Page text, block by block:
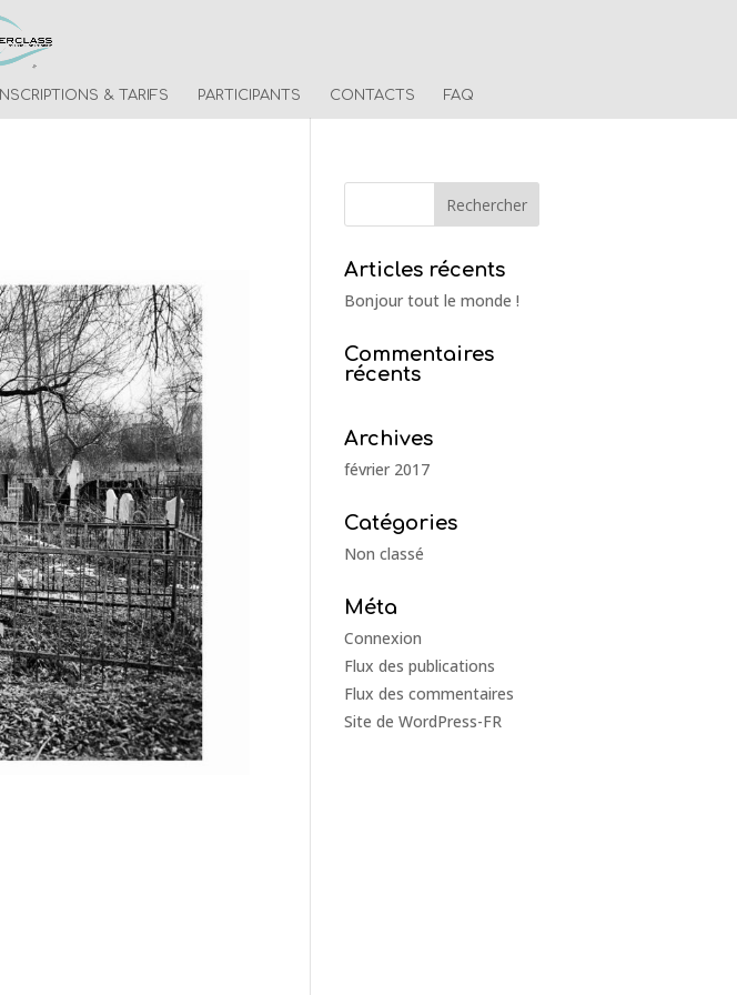
INSCRIPTIONS & TARIFS PARTICIPANTS CONTACTS FAQ
Articles récents
Bonjour tout le monde !
Commentaires
récents
Archives
février 2017
Catégories
Non classé
Méta
Connexion
Flux des publications
Flux des commentaires
Site de WordPress-FR